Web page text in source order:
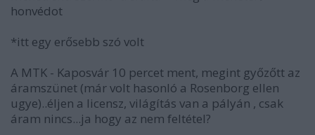
honvédot
*itt egy erősebb szó volt
A MTK - Kaposvár 10 percet ment, megint győzőtt az
áramszünet (már volt hasonló a Rosenborg ellen
ugye)..éljen a licensz, világítás van a pályán , csak
áram nincs...ja hogy az nem feltétel?